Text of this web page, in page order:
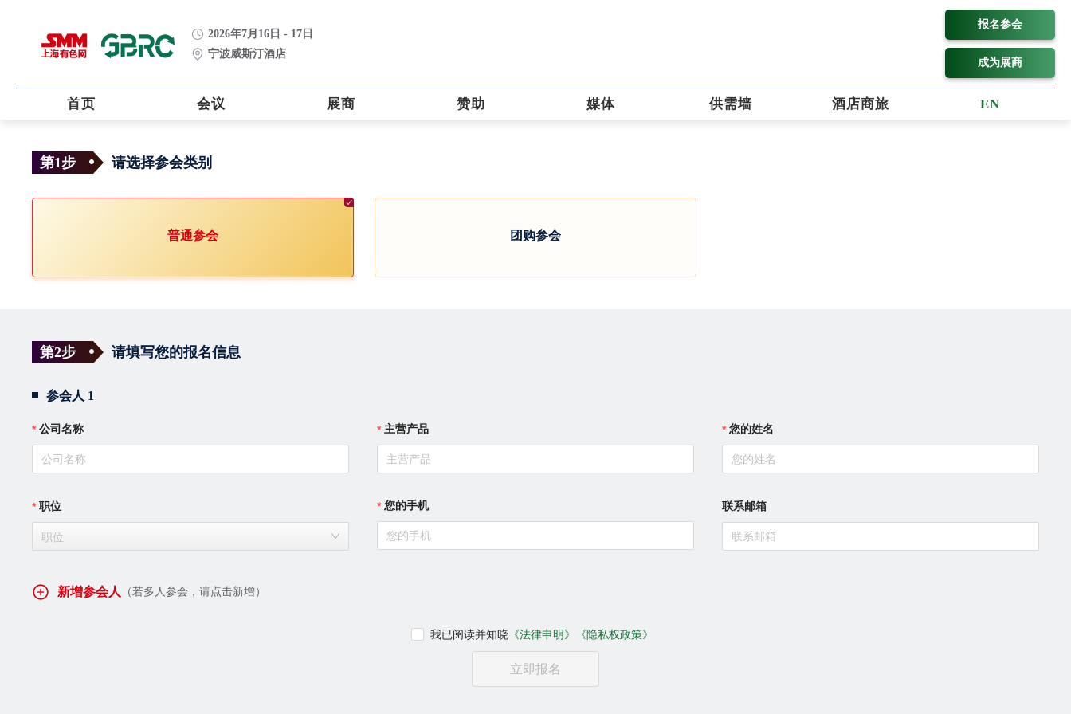
2026年7月16日 - 17日
宁波威斯汀酒店
报名参会
成为展商
首页 会议 展商 赞助 媒体 供需墙 酒店商旅 EN
第1步 请选择参会类别
普通参会 团购参会
第2步 请填写您的报名信息
参会人 1
公司名称 主营产品 您的姓名
职位
职位
您的手机 联系邮箱
新增参会人 （若多人参会，请点击新增）
我已阅读并知晓 《法律申明》 《隐私权政策》
立即报名